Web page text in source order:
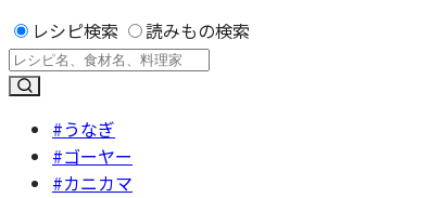
レシピ検索
読みもの検索
#うなぎ
#ゴーヤー
#カニカマ